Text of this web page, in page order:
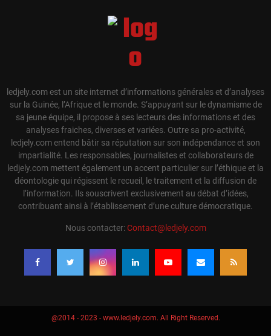
ledjely.com est un site internet d’informations générales et d’analyses
sur la Guinée, l’Afrique et le monde. S’appuyant sur le dynamisme de
sa jeune équipe, il propose à ses lecteurs des informations et des
analyses fraiches, diverses et variées. Outre sa pro-activité,
ledjely.com entend bâtir sa réputation sur son indépendance et son
impartialité. Les responsables, journalistes et collaborateurs de
ledjely.com mettent également un accent particulier sur l’éthique et la
déontologie qui régissent le recueil, le traitement et la diffusion de
l’information. Ils souscrivent exclusivement au débat d’idées,
contribuant ainsi à l’établissement d’une culture démocratique.
Nous contacter:Contact@ledjely.com
@2014 - 2023 - www.ledjely.com. All Right Reserved.